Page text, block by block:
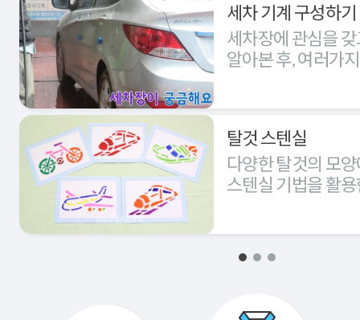
세차 기계 구성하기
세차장에 관심을
알아본 후, 여러가
탈것 스텐실
다양한 탈것의 모
스텐실 기법을 활